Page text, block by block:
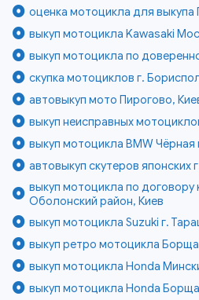
оценка мотоцикла для выкупа
выкуп мотоцикла Kawasaki
выкуп мотоцикла по
скупка мотоциклов г.
автовыкуп мото Пирогово,
выкуп неисправных
выкуп мотоцикла BMW Чёрная
автовыкуп скутеров японских
выкуп мотоцикла по договору
Оболонский район, Киев
выкуп мотоцикла Suzuki г.
выкуп ретро мотоцикла
выкуп мотоцикла Honda
выкуп мотоцикла Honda